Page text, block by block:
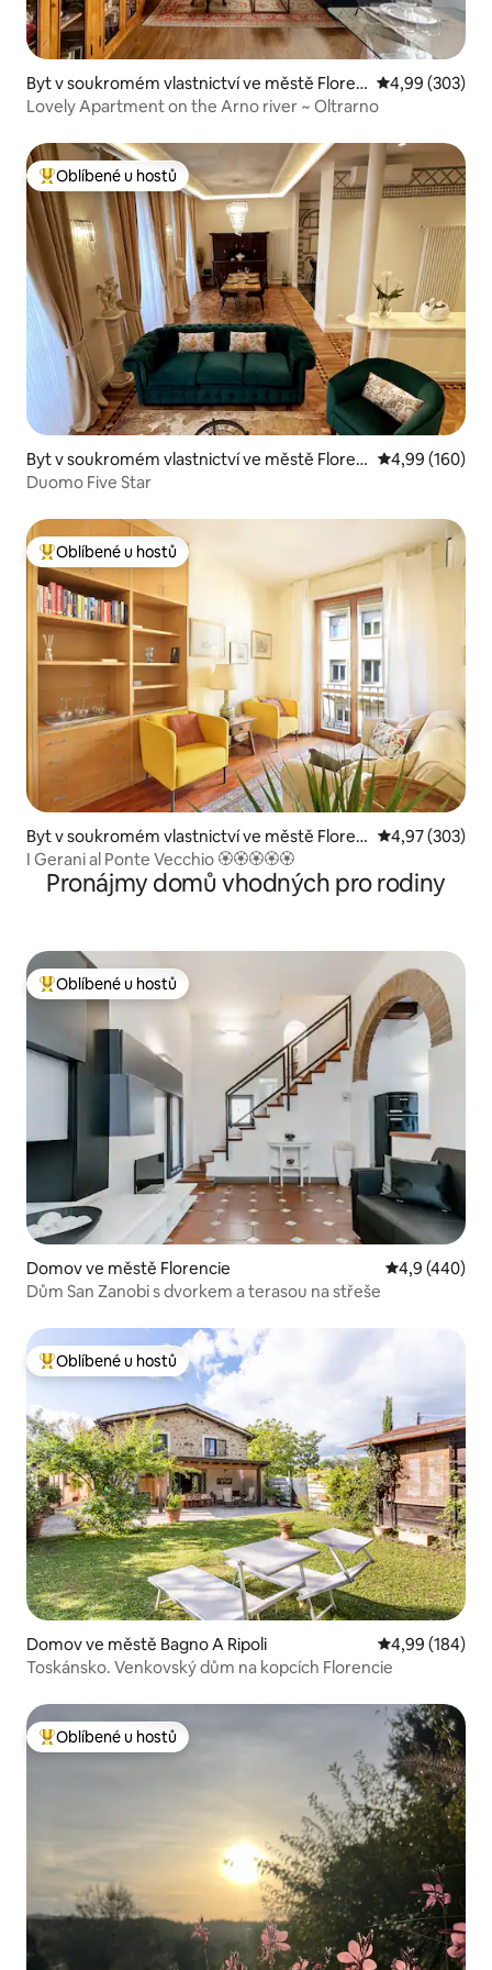
Byt v soukromém vlastnictví ve městě Floren
cie
Průměrné
4,99 (303)
Lovely Apartment on the Arno river ~ Oltrarno
Nejlepší v kategorii Oblíbené u hostů
Oblíbené u hostů
Byt v soukromém vlastnictví ve městě Floren
cie
Průměrné
4,99 (160)
Duomo Five Star
Nejlepší v kategorii Oblíbené u hostů
Oblíbené u hostů
Byt v soukromém vlastnictví ve městě Floren
cie
Průměrné
4,97 (303)
I Gerani al Ponte Vecchio 🏵🏵🏵🏵🏵
Pronájmy domů vhodných pro rodiny
Nejlepší v kategorii Oblíbené u hostů
Oblíbené u hostů
Domov ve městě Florencie Průměrné
4,9 (440)
Dům San Zanobi s dvorkem a terasou na střeše
Nejlepší v kategorii Oblíbené u hostů
Oblíbené u hostů
Domov ve městě Bagno A Ripoli Průměrné
4,99 (184)
Toskánsko. Venkovský dům na kopcích Florencie
Nejlepší v kategorii Oblíbené u hostů
Oblíbené u hostů